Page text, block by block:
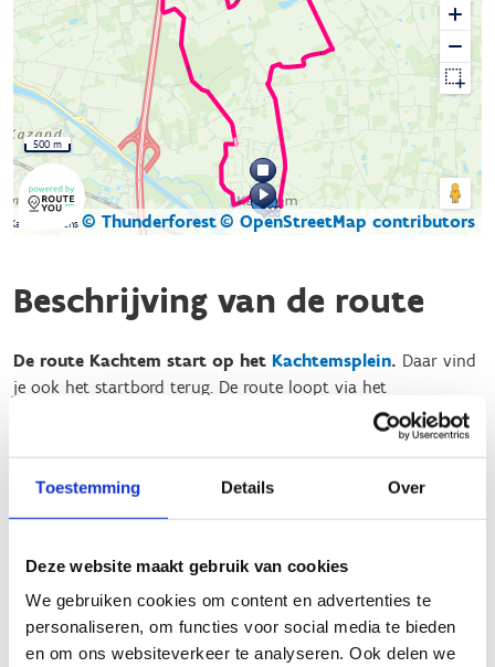
Toestemming Details Over
Deze website maakt gebruik van cookies
We gebruiken cookies om content en advertenties te
personaliseren, om functies voor social media te bieden
en om ons websiteverkeer te analyseren. Ook delen we
Kaartgegevens © Thunderforest© OpenStreetMap contributors
500 m
Beschrijving van de route
De route Kachtem start op het Kachtemsplein. Daar vind
je ook het startbord terug. De route loopt via het
grotendeels op grondgebied Kachtem maar
je neemt ook een stukje Ardooie mee. Iets over halfweg kan je
Vernagelingstraat).
de roze signalisatie.
Parkeermogelijkheid:Kachtemsplein
Het Skeelernetwerk Midwestwaaiert uit over de gemeenten